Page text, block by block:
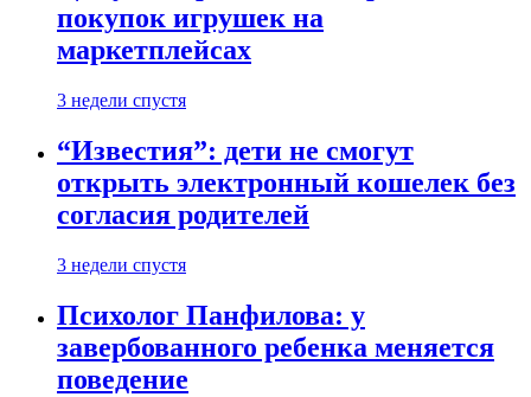
покупок игрушек на
маркетплейсах
3 недели спустя
“Известия”: дети не смогут
открыть электронный кошелек без
согласия родителей
3 недели спустя
Психолог Панфилова: у
завербованного ребенка меняется
поведение